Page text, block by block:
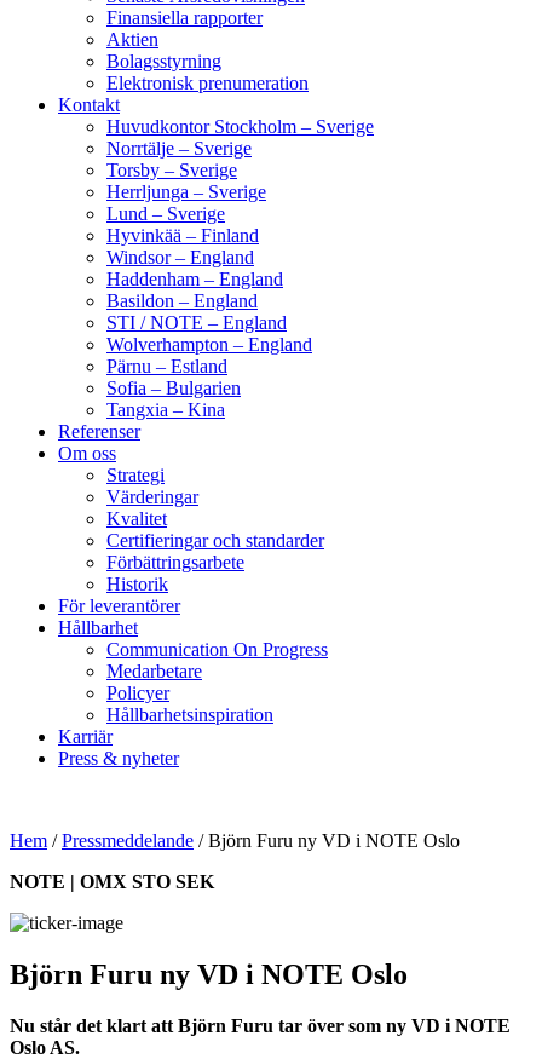
Finansiella rapporter
Aktien
Bolagsstyrning
Elektronisk prenumeration
Kontakt
Huvudkontor Stockholm – Sverige
Norrtälje – Sverige
Torsby – Sverige
Herrljunga – Sverige
Lund – Sverige
Hyvinkää – Finland
Windsor – England
Haddenham – England
Basildon – England
STI / NOTE – England
Wolverhampton – England
Pärnu – Estland
Sofia – Bulgarien
Tangxia – Kina
Referenser
Om oss
Strategi
Värderingar
Kvalitet
Certifieringar och standarder
Förbättringsarbete
Historik
För leverantörer
Hållbarhet
Communication On Progress
Medarbetare
Policyer
Hållbarhetsinspiration
Karriär
Press & nyheter
Hem /Pressmeddelande /Björn Furu ny VD i NOTE Oslo
NOTE | OMX STO SEK
Björn Furu ny VD i NOTE Oslo
Nu står det klart att Björn Furu tar över som ny VD i NOTE
Oslo AS.